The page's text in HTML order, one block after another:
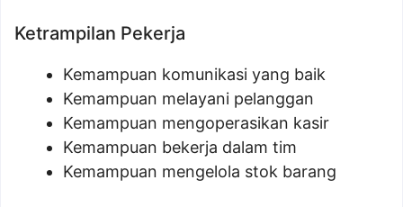
Ketrampilan Pekerja
Kemampuan komunikasi yang baik
Kemampuan melayani pelanggan
Kemampuan mengoperasikan kasir
Kemampuan bekerja dalam tim
Kemampuan mengelola stok barang